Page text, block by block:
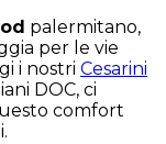
palermitano,
per le vie
i nostri Cesarini
DOC, ci
comfort